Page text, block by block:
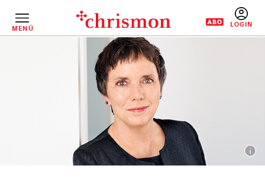
InhaltMENÜ